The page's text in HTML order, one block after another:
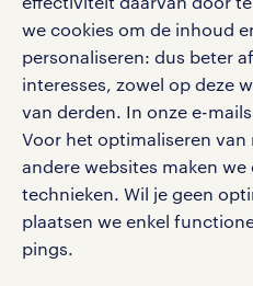
we cookies om de inhoud
personaliseren: dus beter
interesses, zowel op deze
van derden. In onze e-
Voor het optimaliseren
andere websites maken
technieken. Wil je geen
plaatsen we enkel
pings.
social media
Volg ons voor de leukste
vacatures, solliciteren en
werken bij randstad